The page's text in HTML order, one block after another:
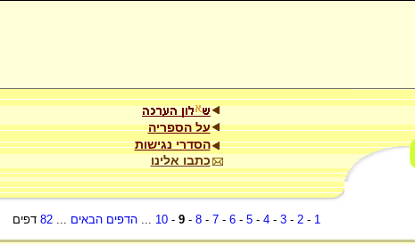
על הספריה
הסדרי נגישות
כתבו אלינו
1
-
2
-
3
-
4
-
5
-
6
-
7
-
8
-
9
-
10
...הדפים הבאים ...
82 דפים